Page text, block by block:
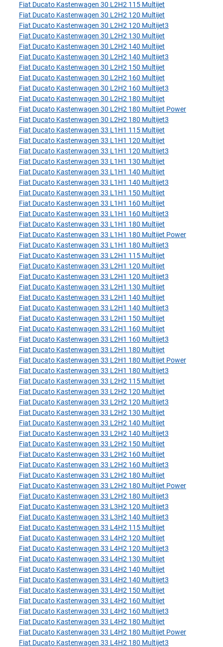
Fiat Ducato Kastenwagen 30 L2H2 115 Multijet
Fiat Ducato Kastenwagen 30 L2H2 120 Multijet
Fiat Ducato Kastenwagen 30 L2H2 120 Multijet3
Fiat Ducato Kastenwagen 30 L2H2 130 Multijet
Fiat Ducato Kastenwagen 30 L2H2 140 Multijet
Fiat Ducato Kastenwagen 30 L2H2 140 Multijet3
Fiat Ducato Kastenwagen 30 L2H2 150 Multijet
Fiat Ducato Kastenwagen 30 L2H2 160 Multijet
Fiat Ducato Kastenwagen 30 L2H2 160 Multijet3
Fiat Ducato Kastenwagen 30 L2H2 180 Multijet
Fiat Ducato Kastenwagen 30 L2H2 180 Multijet Power
Fiat Ducato Kastenwagen 30 L2H2 180 Multijet3
Fiat Ducato Kastenwagen 33 L1H1 115 Multijet
Fiat Ducato Kastenwagen 33 L1H1 120 Multijet
Fiat Ducato Kastenwagen 33 L1H1 120 Multijet3
Fiat Ducato Kastenwagen 33 L1H1 130 Multijet
Fiat Ducato Kastenwagen 33 L1H1 140 Multijet
Fiat Ducato Kastenwagen 33 L1H1 140 Multijet3
Fiat Ducato Kastenwagen 33 L1H1 150 Multijet
Fiat Ducato Kastenwagen 33 L1H1 160 Multijet
Fiat Ducato Kastenwagen 33 L1H1 160 Multijet3
Fiat Ducato Kastenwagen 33 L1H1 180 Multijet
Fiat Ducato Kastenwagen 33 L1H1 180 Multijet Power
Fiat Ducato Kastenwagen 33 L1H1 180 Multijet3
Fiat Ducato Kastenwagen 33 L2H1 115 Multijet
Fiat Ducato Kastenwagen 33 L2H1 120 Multijet
Fiat Ducato Kastenwagen 33 L2H1 120 Multijet3
Fiat Ducato Kastenwagen 33 L2H1 130 Multijet
Fiat Ducato Kastenwagen 33 L2H1 140 Multijet
Fiat Ducato Kastenwagen 33 L2H1 140 Multijet3
Fiat Ducato Kastenwagen 33 L2H1 150 Multijet
Fiat Ducato Kastenwagen 33 L2H1 160 Multijet
Fiat Ducato Kastenwagen 33 L2H1 160 Multijet3
Fiat Ducato Kastenwagen 33 L2H1 180 Multijet
Fiat Ducato Kastenwagen 33 L2H1 180 Multijet Power
Fiat Ducato Kastenwagen 33 L2H1 180 Multijet3
Fiat Ducato Kastenwagen 33 L2H2 115 Multijet
Fiat Ducato Kastenwagen 33 L2H2 120 Multijet
Fiat Ducato Kastenwagen 33 L2H2 120 Multijet3
Fiat Ducato Kastenwagen 33 L2H2 130 Multijet
Fiat Ducato Kastenwagen 33 L2H2 140 Multijet
Fiat Ducato Kastenwagen 33 L2H2 140 Multijet3
Fiat Ducato Kastenwagen 33 L2H2 150 Multijet
Fiat Ducato Kastenwagen 33 L2H2 160 Multijet
Fiat Ducato Kastenwagen 33 L2H2 160 Multijet3
Fiat Ducato Kastenwagen 33 L2H2 180 Multijet
Fiat Ducato Kastenwagen 33 L2H2 180 Multijet Power
Fiat Ducato Kastenwagen 33 L2H2 180 Multijet3
Fiat Ducato Kastenwagen 33 L3H2 120 Multijet3
Fiat Ducato Kastenwagen 33 L3H2 140 Multijet3
Fiat Ducato Kastenwagen 33 L4H2 115 Multijet
Fiat Ducato Kastenwagen 33 L4H2 120 Multijet
Fiat Ducato Kastenwagen 33 L4H2 120 Multijet3
Fiat Ducato Kastenwagen 33 L4H2 130 Multijet
Fiat Ducato Kastenwagen 33 L4H2 140 Multijet
Fiat Ducato Kastenwagen 33 L4H2 140 Multijet3
Fiat Ducato Kastenwagen 33 L4H2 150 Multijet
Fiat Ducato Kastenwagen 33 L4H2 160 Multijet
Fiat Ducato Kastenwagen 33 L4H2 160 Multijet3
Fiat Ducato Kastenwagen 33 L4H2 180 Multijet
Fiat Ducato Kastenwagen 33 L4H2 180 Multijet Power
Fiat Ducato Kastenwagen 33 L4H2 180 Multijet3